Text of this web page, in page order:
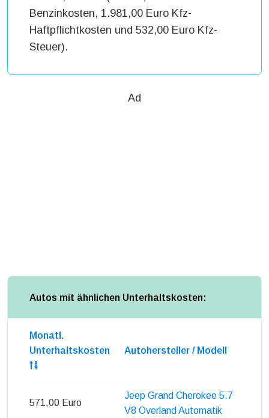
Benzinkosten, 1.981,00 Euro Kfz-
Haftpflichtkosten und 532,00 Euro Kfz-
Steuer).
Ad
Autos mit ähnlichen Unterhaltskosten:
Monatl.
Unterhaltskosten
Autohersteller / Modell
571,00 Euro
Jeep Grand Cherokee 5.7
V8 Overland Automatik